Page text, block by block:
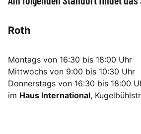
Roth
Montags von 16:30 bis 18:00 Uhr
Mittwochs von 9:00 bis 10:30 Uhr
Donnerstags von 16:30 bis 18:00
im Haus International,